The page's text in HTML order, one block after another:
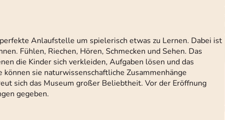
Anlaufstelle um spielerisch etwas zu Lernen. Dabei ist
Fühlen, Riechen, Hören, Schmecken und Sehen. Das
die Kinder sich verkleiden, Aufgaben lösen und das
sie naturwissenschaftliche Zusammenhänge
sich das Museum großer Beliebtheit. Vor der Eröffnung
gegeben.